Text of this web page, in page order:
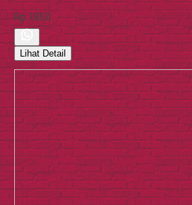
Rp 1.850
Lihat Detail